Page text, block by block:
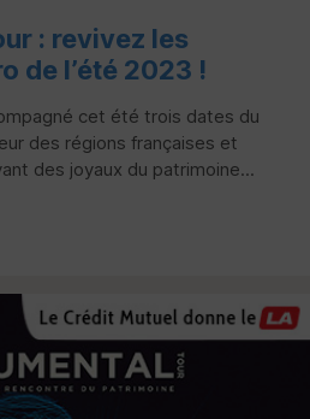
: revivez les
de l’été 2023 !
cet été trois dates du
des régions françaises et
des joyaux du patrimoine...